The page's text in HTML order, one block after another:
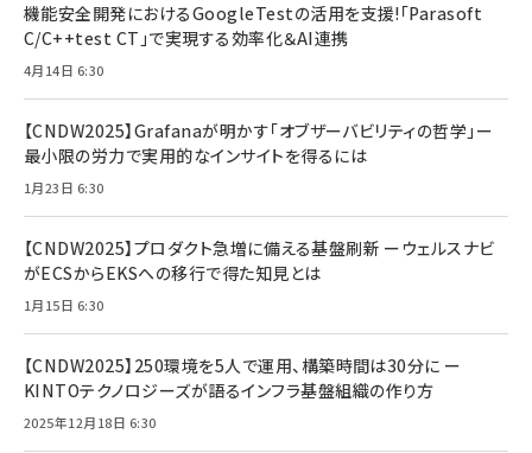
機能安全開発におけるGoogleTestの活用を支援!「Parasoft
C/C++test CT」で実現する効率化＆AI連携
4月14日 6:30
【CNDW2025】Grafanaが明かす「オブザーバビリティの哲学」ー
最小限の労力で実用的なインサイトを得るには
1月23日 6:30
【CNDW2025】プロダクト急増に備える基盤刷新 ーウェルスナビ
がECSからEKSへの移行で得た知見とは
1月15日 6:30
【CNDW2025】250環境を5人で運用、構築時間は30分に ー
KINTOテクノロジーズが語るインフラ基盤組織の作り方
2025年12月18日 6:30